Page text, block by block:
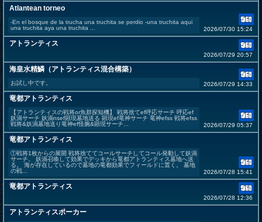
Atlantean torneo
-En el bosque de la trucha una truchita se perdio -una truchita aqui
una truchita aya una truchita ...
2026/07/30 15:24
アトランティス
2026/07/29 20:57
海皇水精鱗（アトランティス混合構築）
お試し中です。 2026/07/29 14:33
竜都アトランティス
【アトランティスの戦将or魚群探知機】 戦将捨てef呼応サーチ 呼応ef
妖渦サーチ 妖渦nsef顕現墓地送る 顕現ef竜神サーチ 竜神efss 戦将efss
戦将&妖渦墓地送り竜神ef怪腕&顕現サーチ...
2026/07/29 05:37
竜都アトランティス
①戦将1枚からの展開 戦将捨ててコールサーチしてコール発動して妖渦
サーチ。 妖渦召喚して効果でデッキから竜都アトランティス墓地へ送
る。 海が存在しているので墓地の竜都効果でフィールドに置く。 墓地
の戦...
2026/07/28 15:41
竜都アトランティス
2026/07/28 12:36
アトランティスポーカー